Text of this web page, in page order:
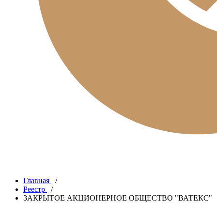
Главная
/
Реестр
/
ЗАКРЫТОЕ АКЦИОНЕРНОЕ ОБЩЕСТВО "ВАТЕКС"